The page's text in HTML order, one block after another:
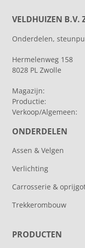
VELDHUIZEN B.V.
Onderdelen,
Hermelenweg 158
8028 PL Zwolle
Magazijn:
Productie:
Verkoop/Algemeen:
ONDERDELEN
Assen & Velgen
Verlichting
Carrosserie &
Trekkerombouw
PRODUCTEN